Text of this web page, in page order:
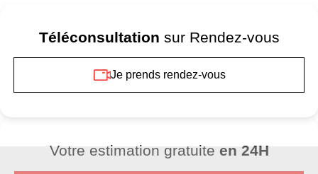
Téléconsultation sur Rendez-vous
Je prends rendez-vous
Votre estimation gratuite en 24H